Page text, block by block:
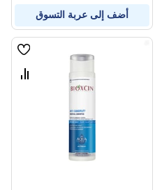
أضف إلى عربة التسوق
قائمة
قارن